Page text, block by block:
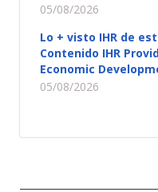
05/08/2026
Lo + visto IHR de
Contenido IHR
Economic
05/08/2026